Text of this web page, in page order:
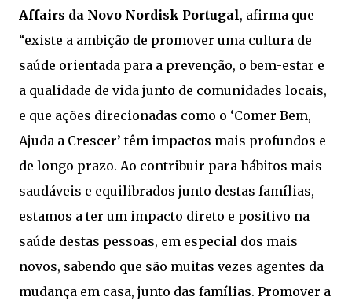
Affairs da Novo Nordisk Portugal, afirma que
“existe a ambição de promover uma cultura de
saúde orientada para a prevenção, o bem-estar e
a qualidade de vida junto de comunidades locais,
e que ações direcionadas como o ‘Comer Bem,
Ajuda a Crescer’ têm impactos mais profundos e
de longo prazo. Ao contribuir para hábitos mais
saudáveis e equilibrados junto destas famílias,
estamos a ter um impacto direto e positivo na
saúde destas pessoas, em especial dos mais
novos, sabendo que são muitas vezes agentes da
mudança em casa, junto das famílias. Promover a